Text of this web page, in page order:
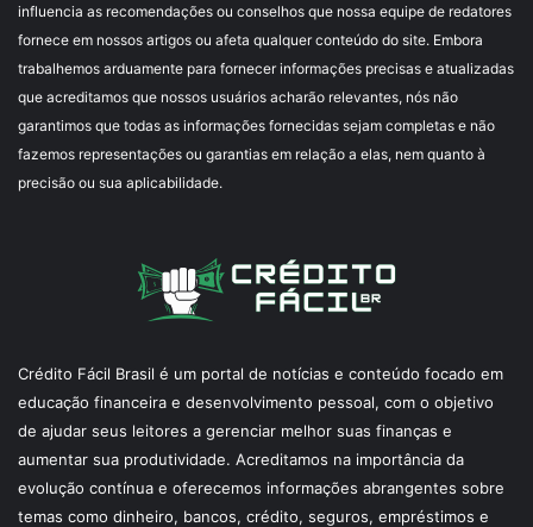
influencia as recomendações ou conselhos que nossa equipe de redatores
fornece em nossos artigos ou afeta qualquer conteúdo do site. Embora
trabalhemos arduamente para fornecer informações precisas e atualizadas
que acreditamos que nossos usuários acharão relevantes, nós não
garantimos que todas as informações fornecidas sejam completas e não
fazemos representações ou garantias em relação a elas, nem quanto à
precisão ou sua aplicabilidade.
Crédito Fácil Brasil é um portal de notícias e conteúdo focado em
educação financeira e desenvolvimento pessoal, com o objetivo
de ajudar seus leitores a gerenciar melhor suas finanças e
aumentar sua produtividade. Acreditamos na importância da
evolução contínua e oferecemos informações abrangentes sobre
temas como dinheiro, bancos, crédito, seguros, empréstimos e